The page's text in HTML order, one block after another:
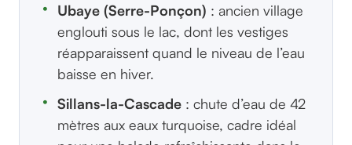
Ubaye (Serre-Ponçon) : ancien village
englouti sous le lac, dont les vestiges
réapparaissent quand le niveau de l’eau
baisse en hiver.
Sillans-la-Cascade : chute d’eau de 42
mètres aux eaux turquoise, cadre idéal